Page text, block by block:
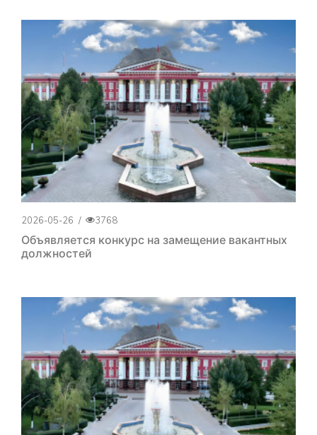
2026-05-26 / 3768
Объявляется конкурс на замещение вакантных
должностей